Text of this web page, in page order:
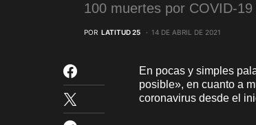
100 muertes por COVID-
POR LATITUD 25 14 DE ABRIL DE 2021
En pocas y simples
posible», en cuanto a
coronavirus desde el